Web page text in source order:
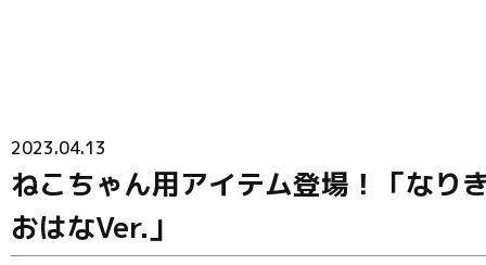
2023.04.13
ねこちゃん用アイテム登場！「なり
おはなVer.」